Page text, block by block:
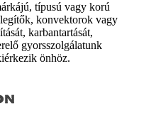
típusú vagy korú
konvektorok vagy
karbantartását,
gyorsszolgálatunk
önhöz.